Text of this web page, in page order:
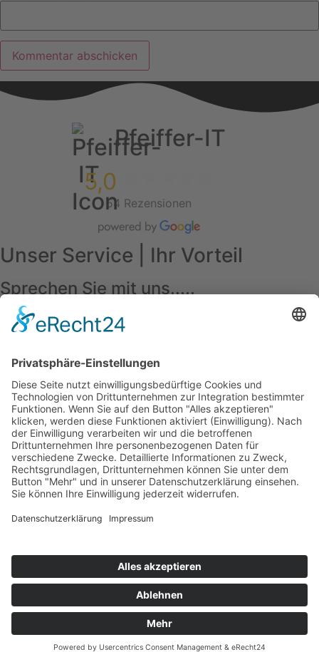
Pfeiffer-IT
5,0
54 Rezensionen
Unser Service | Ihr Vorteil
Sprechen Sie mit uns.....
Unverbindlich Kontakt aufnehmen
Rammertstraße 28
72072 Tübingen
Tel.: +49 (0) 7071 85 94 001
Fax: +49 (0) 7071 85 94 002
Email:info@handwerker.zone
Safe Sharing Tool:
teilen
Datenschutzerklärung